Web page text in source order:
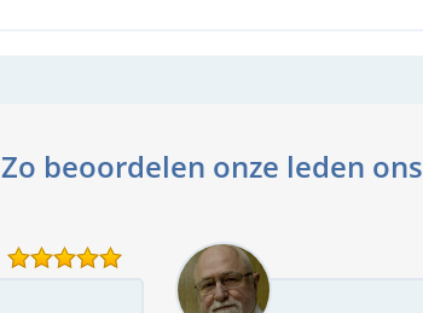
Zo beoordelen onze leden ons